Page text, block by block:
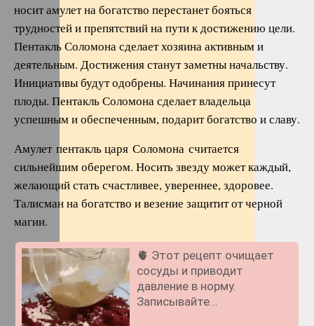
носит амулет на богатство перестанет бояться
трудностей и препятствий на пути к достижению цели.
Пентакль Соломона сделает хозяина активным и
деятельным. Достижения станут заметны начальству.
Инициативы будут одобрены. Начинания принесут
плоды. Пентакль Соломона сделает владельца
успешным и обеспеченным, подарит богатство и славу.
Амулет пентакль царя Соломона считается
сильнейшим оберегом. Носить звезду может каждый,
желающий стать счастливее, увереннее, здоровее.
Талисман на богатство и везение защитит от черной
магии.
🫀 Этот рецепт очищает
сосуды и приводит
давление в норму.
Записывайте...